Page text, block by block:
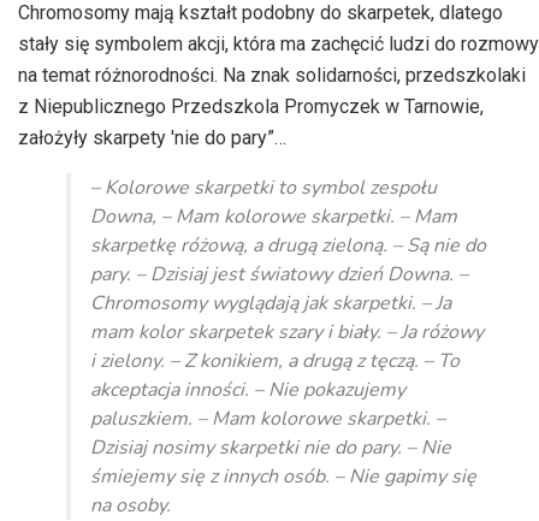
Chromosomy mają kształt podobny do skarpetek, dlatego
stały się symbolem akcji, która ma zachęcić ludzi do rozmowy
na temat różnorodności. Na znak solidarności, przedszkolaki
z Niepublicznego Przedszkola Promyczek w Tarnowie,
założyły skarpety 'nie do pary”…
– Kolorowe skarpetki to symbol zespołu
Downa, – Mam kolorowe skarpetki. – Mam
skarpetkę różową, a drugą zieloną. – Są nie do
pary. – Dzisiaj jest światowy dzień Downa. –
Chromosomy wyglądają jak skarpetki. – Ja
mam kolor skarpetek szary i biały. – Ja różowy
i zielony. – Z konikiem, a drugą z tęczą. – To
akceptacja inności. – Nie pokazujemy
paluszkiem. – Mam kolorowe skarpetki. –
Dzisiaj nosimy skarpetki nie do pary. – Nie
śmiejemy się z innych osób. – Nie gapimy się
na osoby.